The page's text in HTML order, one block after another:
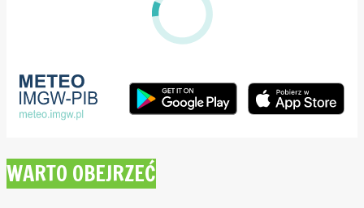
WARTO OBEJRZEĆ